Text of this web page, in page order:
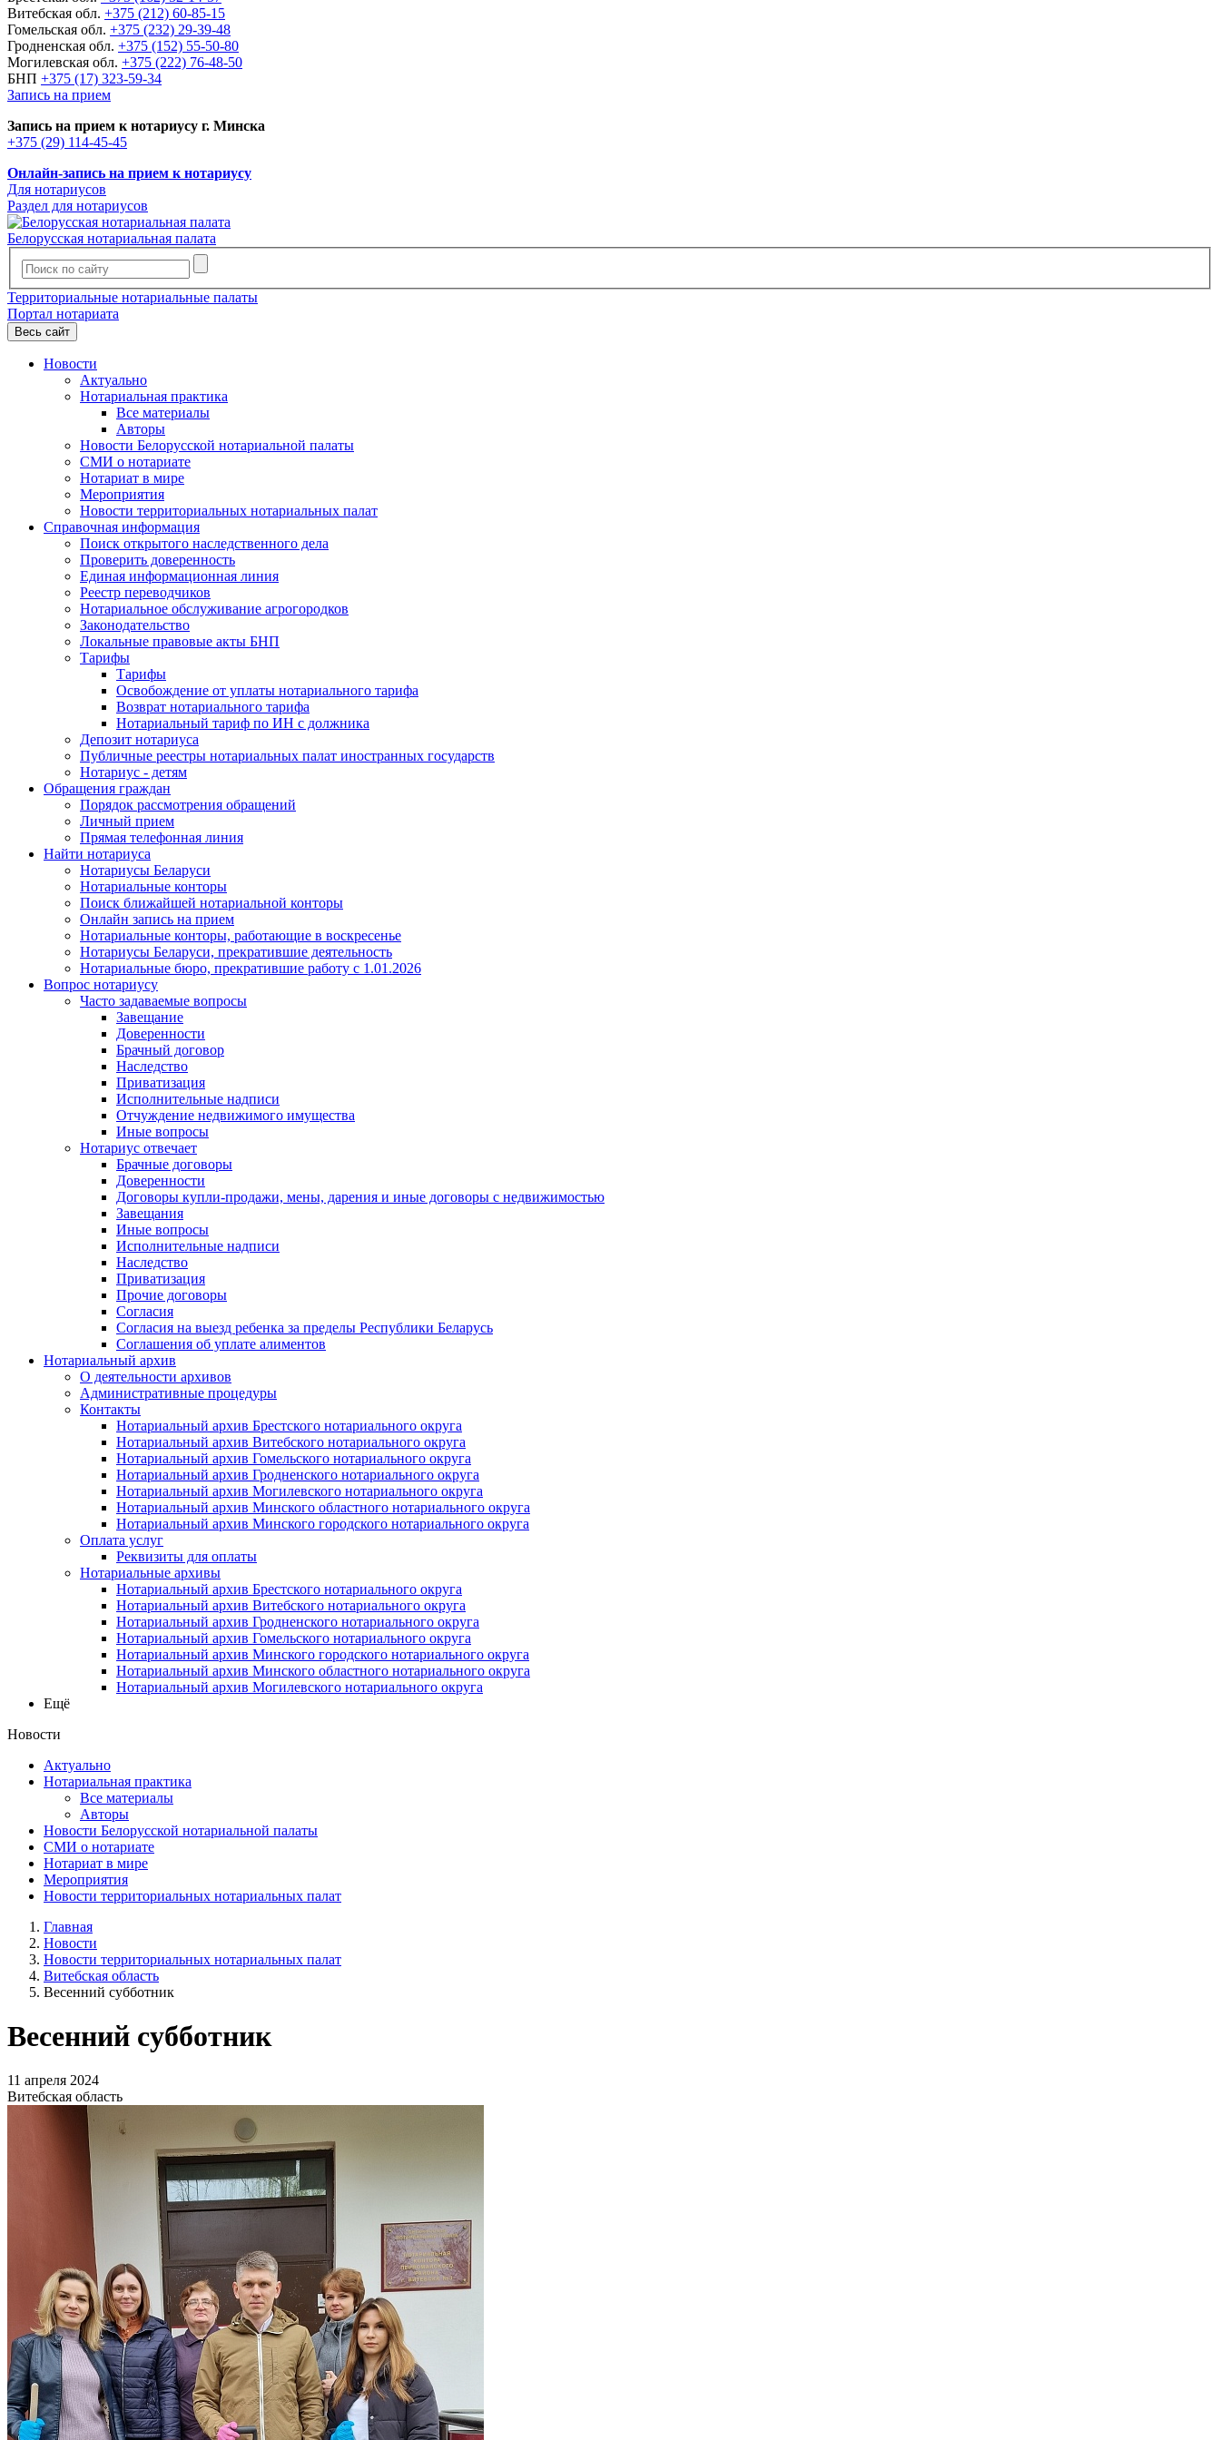
Витебская обл. +375 (212) 60-85-15
Гомельская обл. +375 (232) 29-39-48
Гродненская обл. +375 (152) 55-50-80
Могилевская обл. +375 (222) 76-48-50
БНП +375 (17) 323-59-34
Запись на прием
Запись на прием к нотариусу г. Минска
+375 (29) 114-45-45
Онлайн-запись на прием к нотариусу
Для нотариусов
Раздел для нотариусов
Белорусская нотариальная палата
Территориальные нотариальные палаты
Портал нотариата
Весь сайт
Новости
Актуально
Нотариальная практика
Все материалы
Авторы
Новости Белорусской нотариальной палаты
СМИ о нотариате
Нотариат в мире
Мероприятия
Новости территориальных нотариальных палат
Справочная информация
Поиск открытого наследственного дела
Проверить доверенность
Единая информационная линия
Реестр переводчиков
Нотариальное обслуживание агрогородков
Законодательство
Локальные правовые акты БНП
Тарифы
Тарифы
Освобождение от уплаты нотариального тарифа
Возврат нотариального тарифа
Нотариальный тариф по ИН с должника
Депозит нотариуса
Публичные реестры нотариальных палат иностранных государств
Нотариус - детям
Обращения граждан
Порядок рассмотрения обращений
Личный прием
Прямая телефонная линия
Найти нотариуса
Нотариусы Беларуси
Нотариальные конторы
Поиск ближайшей нотариальной конторы
Онлайн запись на прием
Нотариальные конторы, работающие в воскресенье
Нотариусы Беларуси, прекратившие деятельность
Нотариальные бюро, прекратившие работу с 1.01.2026
Вопрос нотариусу
Часто задаваемые вопросы
Завещание
Доверенности
Брачный договор
Наследство
Приватизация
Исполнительные надписи
Отчуждение недвижимого имущества
Иные вопросы
Нотариус отвечает
Брачные договоры
Доверенности
Договоры купли-продажи, мены, дарения и иные договоры с недвижимостью
Завещания
Иные вопросы
Исполнительные надписи
Наследство
Приватизация
Прочие договоры
Согласия
Согласия на выезд ребенка за пределы Республики Беларусь
Соглашения об уплате алиментов
Нотариальный архив
О деятельности архивов
Административные процедуры
Контакты
Нотариальный архив Брестского нотариального округа
Нотариальный архив Витебского нотариального округа
Нотариальный архив Гомельского нотариального округа
Нотариальный архив Гродненского нотариального округа
Нотариальный архив Могилевского нотариального округа
Нотариальный архив Минского областного нотариального округа
Нотариальный архив Минского городского нотариального округа
Оплата услуг
Реквизиты для оплаты
Нотариальные архивы
Нотариальный архив Брестского нотариального округа
Нотариальный архив Витебского нотариального округа
Нотариальный архив Гродненского нотариального округа
Нотариальный архив Гомельского нотариального округа
Нотариальный архив Минского городского нотариального округа
Нотариальный архив Минского областного нотариального округа
Нотариальный архив Могилевского нотариального округа
Ещё
Новости
Актуально
Нотариальная практика
Все материалы
Авторы
Новости Белорусской нотариальной палаты
СМИ о нотариате
Нотариат в мире
Мероприятия
Новости территориальных нотариальных палат
Главная
Новости
Новости территориальных нотариальных палат
Витебская область
Весенний субботник
Весенний субботник
11 апреля 2024
Витебская область